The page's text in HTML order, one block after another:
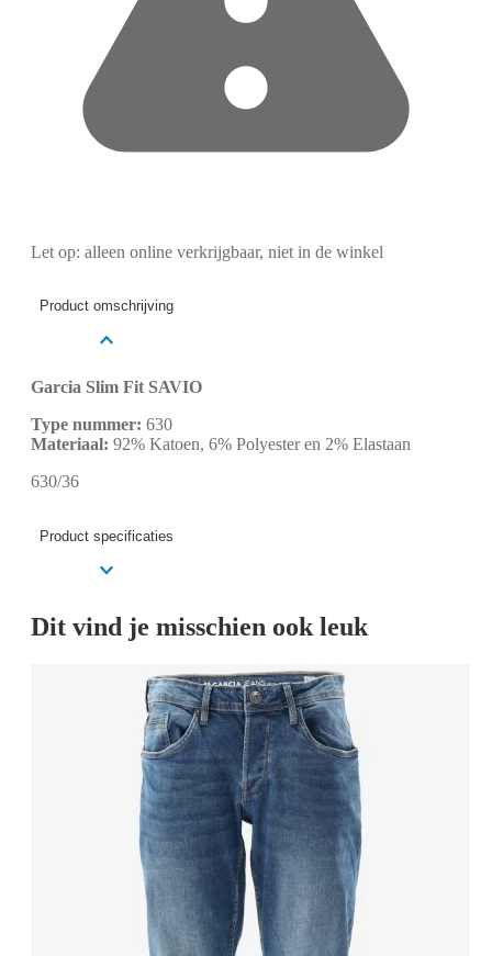
Let op: alleen online verkrijgbaar, niet in de winkel
Product omschrijving
Garcia Slim Fit SAVIO
Type nummer: 630
Materiaal: 92% Katoen, 6% Polyester en 2% Elastaan
630/36
Product specificaties
Dit vind je misschien ook leuk